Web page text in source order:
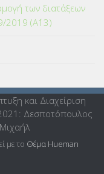
των διατάξεων
(Α΄13)
και Διαχείριση
Δεσποτόπουλος
με το Θέμα Ηueman